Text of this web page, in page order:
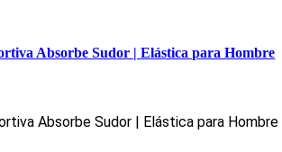
Absorbe Sudor | Elástica para Hombre
Absorbe Sudor | Elástica para Hombre